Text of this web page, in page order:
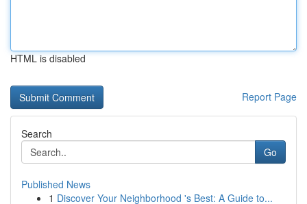
HTML is disabled
Report Page
Search
Go
Published News
1 Discover Your Neighborhood 's Best: A Guide to...